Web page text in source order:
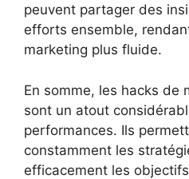
peuvent partager des
efforts ensemble,
marketing plus fluide.
En somme, les hacks de
sont un atout
performances. Ils
constamment les
efficacement les